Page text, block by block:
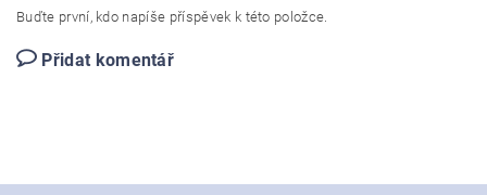
Buďte první, kdo napíše příspěvek k této položce.
Přidat komentář